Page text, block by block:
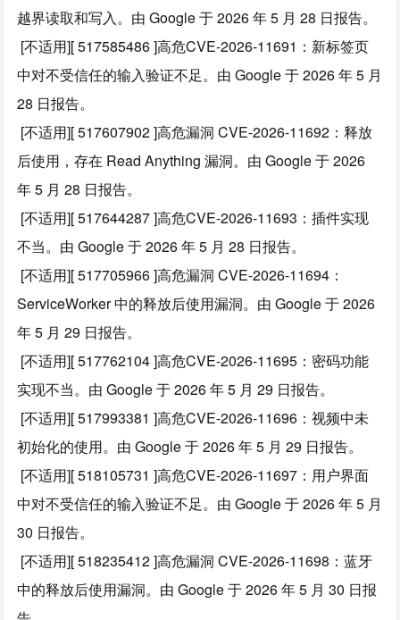
越界读取和写入。由 Google 于 2026 年 5 月 28 日报告。
[不适用][ 517585486 ]高危CVE-2026-11691：新标签页
中对不受信任的输入验证不足。由 Google 于 2026 年 5 月
28 日报告。
[不适用][ 517607902 ]高危漏洞 CVE-2026-11692：释放
后使用，存在 Read Anything 漏洞。由 Google 于 2026
年 5 月 28 日报告。
[不适用][ 517644287 ]高危CVE-2026-11693：插件实现
不当。由 Google 于 2026 年 5 月 28 日报告。
[不适用][ 517705966 ]高危漏洞 CVE-2026-11694：
ServiceWorker 中的释放后使用漏洞。由 Google 于 2026
年 5 月 29 日报告。
[不适用][ 517762104 ]高危CVE-2026-11695：密码功能
实现不当。由 Google 于 2026 年 5 月 29 日报告。
[不适用][ 517993381 ]高危CVE-2026-11696：视频中未
初始化的使用。由 Google 于 2026 年 5 月 29 日报告。
[不适用][ 518105731 ]高危CVE-2026-11697：用户界面
中对不受信任的输入验证不足。由 Google 于 2026 年 5 月
30 日报告。
[不适用][ 518235412 ]高危漏洞 CVE-2026-11698：蓝牙
中的释放后使用漏洞。由 Google 于 2026 年 5 月 30 日报